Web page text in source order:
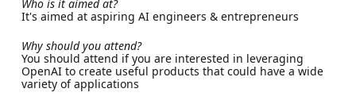
Who is it aimed at?
It's aimed at aspiring AI engineers & entrepreneurs
Why should you attend?
You should attend if you are interested in leveraging
OpenAI to create useful products that could have a wide
variety of applications